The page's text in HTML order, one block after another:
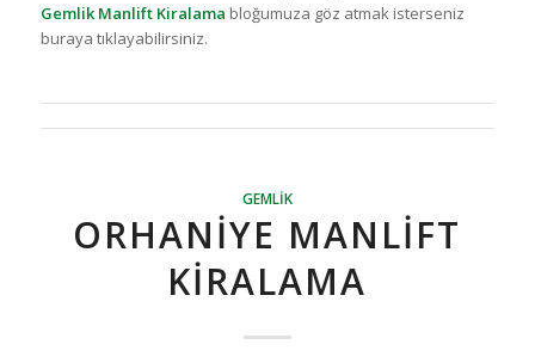
Gemlik Manlift Kiralama bloğumuza göz atmak isterseniz
buraya tıklayabilirsiniz.
GEMLIK
ORHANIYE MANLIFT
KIRALAMA